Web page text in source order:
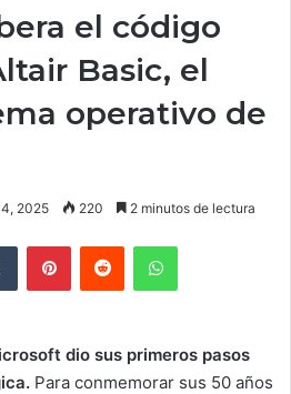
el código
Basic, el
operativo de
2025 220 2 minutos de lectura
dio sus primeros pasos
Para conmemorar sus 50 años